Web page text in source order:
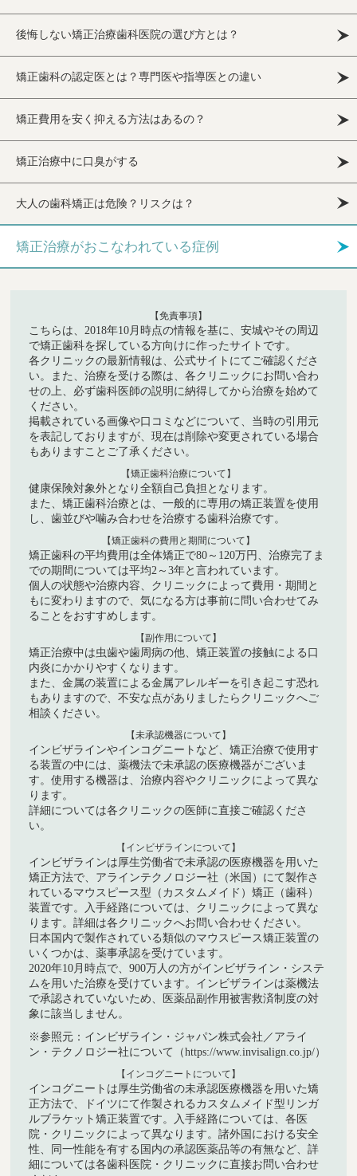
後悔しない矯正治療歯科医院の選び方とは？
矯正歯科の認定医とは？専門医や指導医との違い
矯正費用を安く抑える方法はあるの？
矯正治療中に口臭がする
大人の歯科矯正は危険？リスクは？
矯正治療がおこなわれている症例
【免責事項】
こちらは、2018年10月時点の情報を基に、安城やその周辺
で矯正歯科を探している方向けに作ったサイトです。
各クリニックの最新情報は、公式サイトにてご確認くださ
い。また、治療を受ける際は、各クリニックにお問い合わ
せの上、必ず歯科医師の説明に納得してから治療を始めて
ください。
掲載されている画像や口コミなどについて、当時の引用元
を表記しておりますが、現在は削除や変更されている場合
もありますことご了承ください。
【矯正歯科治療について】
健康保険対象外となり全額自己負担となります。
また、矯正歯科治療とは、一般的に専用の矯正装置を使用
し、歯並びや噛み合わせを治療する歯科治療です。
【矯正歯科の費用と期間について】
矯正歯科の平均費用は全体矯正で80～120万円、治療完了ま
での期間については平均2～3年と言われています。
個人の状態や治療内容、クリニックによって費用・期間と
もに変わりますので、気になる方は事前に問い合わせてみ
ることをおすすめします。
【副作用について】
矯正治療中は虫歯や歯周病の他、矯正装置の接触による口
内炎にかかりやすくなります。
また、金属の装置による金属アレルギーを引き起こす恐れ
もありますので、不安な点がありましたらクリニックへご
相談ください。
【未承認機器について】
インビザラインやインコグニートなど、矯正治療で使用す
る装置の中には、薬機法で未承認の医療機器がございま
す。使用する機器は、治療内容やクリニックによって異な
ります。
詳細については各クリニックの医師に直接ご確認くださ
い。
【インビザラインについて】
インビザラインは厚生労働省で未承認の医療機器を用いた
矯正方法で、アラインテクノロジー社（米国）にて製作さ
れているマウスピース型（カスタムメイド）矯正（歯科）
装置です。入手経路については、クリニックによって異な
ります。詳細は各クリニックへお問い合わせください。
日本国内で製作されている類似のマウスピース矯正装置の
いくつかは、薬事承認を受けています。
2020年10月時点で、900万人の方がインビザライン・システ
ムを用いた治療を受けています。インビザラインは薬機法
で承認されていないため、医薬品副作用被害救済制度の対
象に該当しません。
※参照元：インビザライン・ジャパン株式会社／アライ
ン・テクノロジー社について（https://www.invisalign.co.jp/）
【インコグニートについて】
インコグニートは厚生労働省の未承認医療機器を用いた矯
正方法で、ドイツにて作製されるカスタムメイド型リンガ
ルブラケット矯正装置です。入手経路については、各医
院・クリニックによって異なります。諸外国における安全
性、同一性能を有する国内の承認医薬品等の有無など、詳
細については各歯科医院・クリニックに直接お問い合わせ